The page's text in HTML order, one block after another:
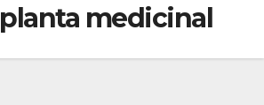
planta medicinal